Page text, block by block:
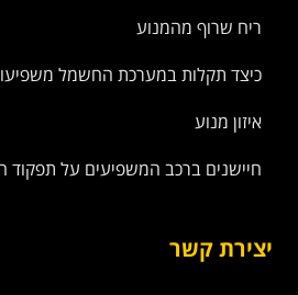
ריח שרוף מהמנוע
כיצד תקלות במערכת החשמל
איזון מנוע
חיישנים ברכב המשפיעים על תפקוד
יצירת קשר